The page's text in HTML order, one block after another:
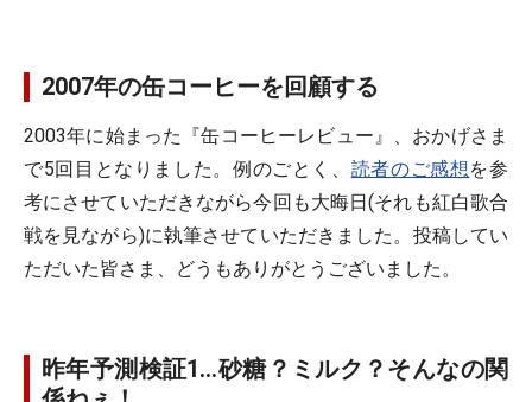
2007年の缶コーヒーを回顧する
2003年に始まった『缶コーヒーレビュー』、おかげさま
で5回目となりました。例のごとく、 読者のご感想を参
考にさせていただきながら今回も大晦日(それも紅白歌合
戦を見ながら)に執筆させていただきました。投稿してい
ただいた皆さま、どうもありがとうございました。
昨年予測検証1…砂糖？ミルク？そんなの関